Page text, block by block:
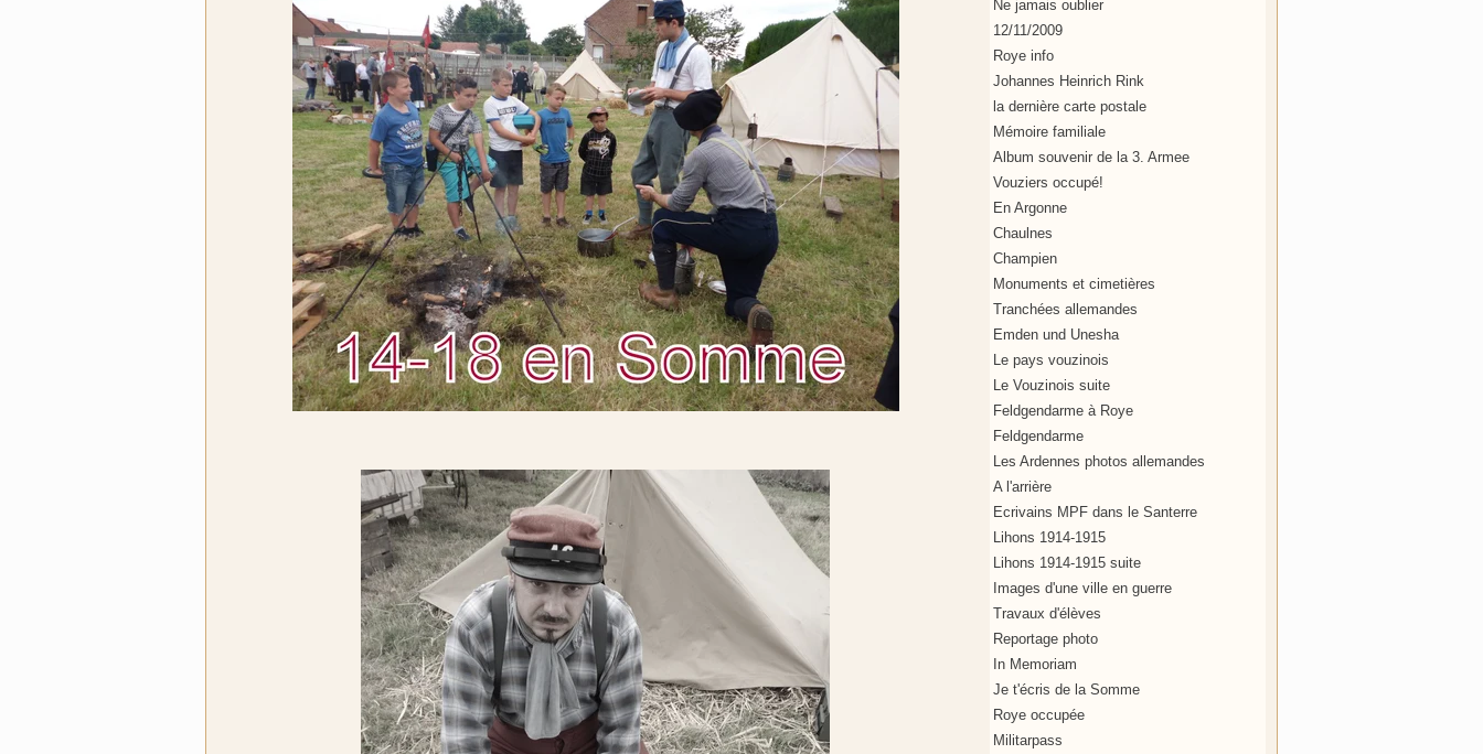
Ne jamais oublier
12/11/2009
Roye info
Johannes Heinrich Rink
la dernière carte postale
Mémoire familiale
Album souvenir de la 3. Armee
Vouziers occupé!
En Argonne
Chaulnes
Champien
Monuments et cimetières
Tranchées allemandes
Emden und Unesha
Le pays vouzinois
Le Vouzinois suite
Feldgendarme à Roye
Feldgendarme
Les Ardennes photos allemandes
A l'arrière
Ecrivains MPF dans le Santerre
Lihons 1914-1915
Lihons 1914-1915 suite
Images d'une ville en guerre
Travaux d'élèves
Reportage photo
In Memoriam
Je t'écris de la Somme
Roye occupée
Militarpass